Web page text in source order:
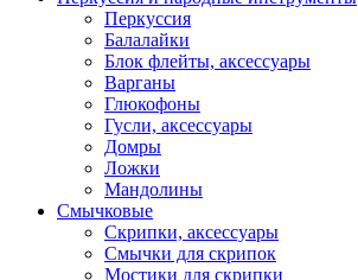
Перкуссия
Балалайки
Блок флейты, аксессуары
Варганы
Глюкофоны
Гусли, аксессуары
Домры
Ложки
Мандолины
Смычковые
Скрипки, аксессуары
Смычки для скрипок
Мостики для скрипки